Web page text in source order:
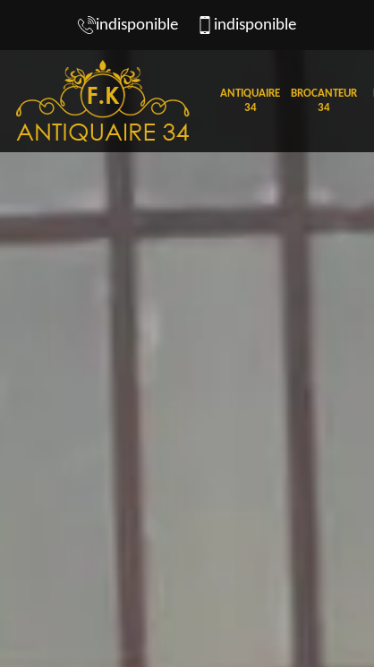
indisponible indisponible
ANTIQUAIRE
34
BROCANTEUR
34